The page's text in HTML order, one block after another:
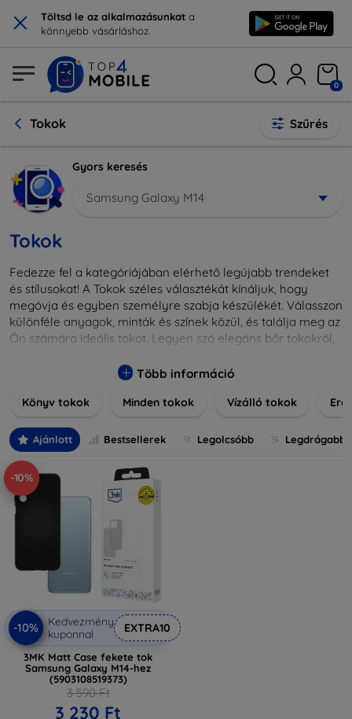
× Töltsd le az alkalmazásunkat a
könnyebb vásárláshoz.
0
Tokok Szűrés
Gyors keresés
Samsung Galaxy M14
Tokok
Fedezze fel a kategóriájában elérhető legújabb trendeket
és stílusokat! A Tokok széles választékát kínáljuk, hogy
megóvja és egyben személyre szabja készülékét. Válasszon
különféle anyagok, minták és színek közül, és találja meg az
Ön számára ideális tokot. Legyen szó elegáns bőr tokokról,
nálunk mindenki megtalálja a stílusához leginkább illő
különlegesebbé eszközeit a tökéletes tokkal!
Több információ
Könyv tokok Minden tokok Vízálló tokok
Ajánlott Bestsellerek Legolcsóbb Legdrágabb
-10%
-10%
Kedvezmény
kuponnal
EXTRA10
3MK Matt Case fekete tok
Samsung Galaxy M14-hez
(5903108519373)
3 590 Ft
3 230 Ft